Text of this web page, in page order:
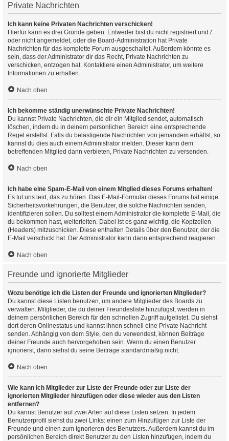
Private Nachrichten
Ich kann keine Privaten Nachrichten verschicken!
Hierfür kann es drei Gründe geben: Entweder bist du nicht registriert und /
oder nicht angemeldet, oder die Board-Administration hat Private
Nachrichten für das komplette Forum ausgeschaltet. Außerdem könnte es
sein, dass der Administrator dir das Recht, Private Nachrichten zu
verschicken, entzogen hat. Kontaktiere einen Administrator, um weitere
Informationen zu erhalten.
Nach oben
Ich bekomme ständig unerwünschte Private Nachrichten!
Du kannst Private Nachrichten, die dir ein Mitglied sendet, automatisch
löschen, indem du in deinem persönlichen Bereich eine entsprechende
Regel erstellst. Falls du belästigende Nachrichten von jemandem erhältst, so
kannst du dies auch einem Administrator melden. Dieser kann dem
betreffenden Mitglied dann verbieten, Private Nachrichten zu versenden.
Nach oben
Ich habe eine Spam-E-Mail von einem Mitglied dieses Forums erhalten!
Es tut uns leid, das zu hören. Das E-Mail-Formular dieses Forums hat einige
Sicherheitsvorkehrungen, die Benutzer, die solche Nachrichten senden,
identifizieren sollen. Du solltest einem Administrator die komplette E-Mail, die
du bekommen hast, weiterleiten. Dabei ist es ganz wichtig, die Kopfzeilen
(Headers) mitzuschicken. Diese enthalten Details über den Benutzer, der die
E-Mail verschickt hat. Der Administrator kann dann entsprechend reagieren.
Nach oben
Freunde und ignorierte Mitglieder
Wozu benötige ich die Listen der Freunde und ignorierten Mitglieder?
Du kannst diese Listen benutzen, um andere Mitglieder des Boards zu
verwalten. Mitglieder, die du deiner Freundesliste hinzufügst, werden in
deinem persönlichen Bereich für den schnellen Zugriff aufgelistet. Du siehst
dort deren Onlinestatus und kannst ihnen schnell eine Private Nachricht
senden. Abhängig von dem Style, den du verwendest, können Beiträge
deiner Freunde auch hervorgehoben sein. Wenn du einen Benutzer
ignorierst, dann siehst du seine Beiträge standardmäßig nicht.
Nach oben
Wie kann ich Mitglieder zur Liste der Freunde oder zur Liste der
ignorierten Mitglieder hinzufügen oder diese wieder aus den Listen
entfernen?
Du kannst Benutzer auf zwei Arten auf diese Listen setzen: In jedem
Benutzerprofil siehst du zwei Links: einen zum Hinzufügen zur Liste der
Freunde und einen zum Ignorieren des Benutzers. Außerdem kannst du im
persönlichen Bereich direkt Benutzer zu den Listen hinzufügen, indem du